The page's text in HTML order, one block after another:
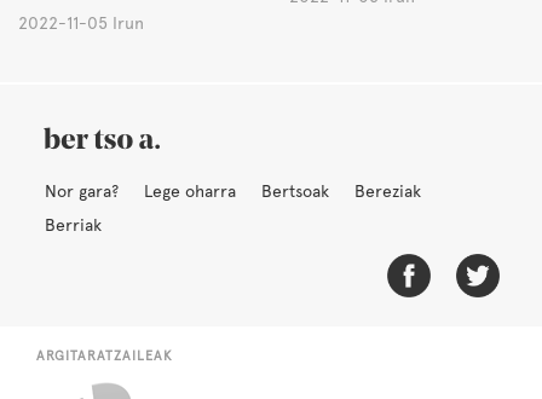
2022-11-05 Irun
Nor gara? Lege oharra Bertsoak
Bereziak
Berriak
ARGITARATZAILEAK